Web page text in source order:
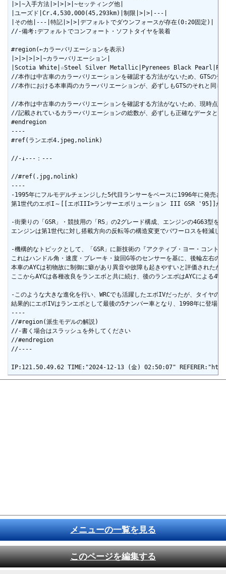
|>|~入手方法|>|>|>|~セッティング他|
|ユーズド|Cr.4,530,000(45,293km)|制限|>|>|---|
|その他|---|特記|>|>|デフォルトでダウンフォースが存在(0:20固定)|
//-備考:デフォルトでコンフォート・ソフトタイヤを装着
#region(←カラーバリエーションを表示)
|>|>|>|>|~カラーバリエーション|
|Scotia White|☆Steel Silver Metallic|Pyrenees Black
//本作は中古車のカラーバリエーションを確認する方法がないため、GTSのデ
//本作における本車両のカラーバリエーションが、必ずしもGTSのそれと同じ
//本作は中古車のカラーバリエーションを確認する方法がないため、現時点
//記載されているカラーバリエーションの総数が、必ずしも正確なデータと
#endregion
----
#ref(ランエボ4.jpeg,nolink)
//-↓---：---
//#ref(.jpg,nolink)
----
-1995年にフルモデルチェンジした5代目ランサーをベースに1996年に発売さ
第1世代のエボI～[[エボIII>ランサーエボリューション III GSR '95]]が人気
-街乗りの「GSR」・競技用の「RS」の2グレード構成、エンジンの4G63型を
エンジンは第1世代に対し搭載方向の反転等の構造変更でパワーロスを軽減し
-機構的なトピックとして、「GSR」に新技術の『アクティブ・ヨー・コント
これはハンドル角・速度・ブレーキ・旋回G等のセンサーを基に、後輪左右の
本車のAYCは初物故に制御に癖があり異音や故障も起きやすいと評価された
ここからAYCは各種改良をランエボと共に続け、後のランエボはAYCによる
-このような大きな進化を行い、WRCでも活躍したエボIVだったが、タイヤの
結果的にエボIVはランエボとして最後の5ナンバー車となり、1998年に登
----
//#region(派生モデルの解説)
//-書く場合はスラッシュを外してください
//#endregion
//----
メニューの一覧を見る
このページを編集する